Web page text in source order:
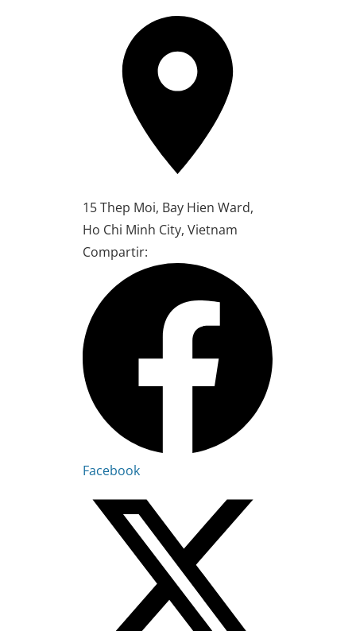
15 Thep Moi, Bay Hien Ward,
Ho Chi Minh City, Vietnam
Compartir:
Facebook